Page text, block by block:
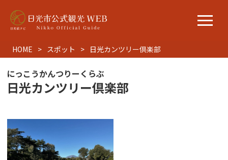
HOME スポット 日光カンツリー倶楽部
にっこうかんつりーくらぶ
日光カンツリー倶楽部